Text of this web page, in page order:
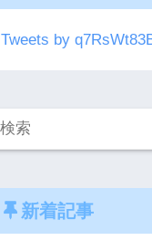
Tweets by
新着記事